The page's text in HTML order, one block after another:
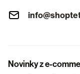
Novinky z e-